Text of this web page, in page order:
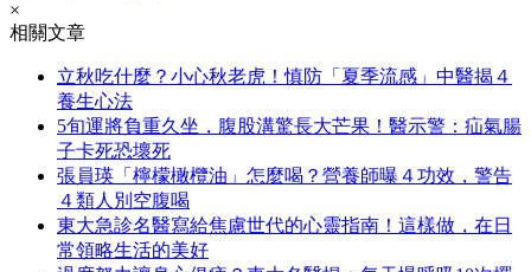
×
相關文章
立秋吃什麼？小心秋老虎！慎防「夏季流感」中醫揭４
養生心法
5旬運將負重久坐，腹股溝驚長大芒果！醫示警：疝氣腸
子卡死恐壞死
張員瑛「檸檬橄欖油」怎麼喝？營養師曝４功效，警告
４類人別空腹喝
東大急診名醫寫給焦慮世代的心靈指南！這樣做，在日
常領略生活的美好